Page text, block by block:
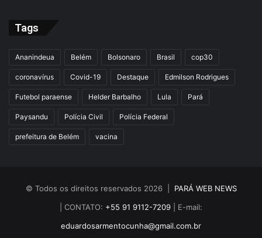
Tags
Ananindeua Belém Bolsonaro Brasil cop30
coronavírus Covid-19 Destaque Edmilson Rodrigues
Futebol paraense Helder Barbalho Lula Pará
Paysandu Polícia Civil Polícia Federal
prefeitura de Belém vacina
© Todos os direitos reservados 2026 | PARÁ WEB NEWS
| CONTATO: +55 91 9112-7209 | E-mail:
eduardosarmentocunha@gmail.com.br